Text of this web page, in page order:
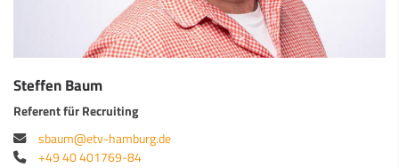
Steffen Baum
Referent für Recruiting
sbaum@etv-hamburg.de
+49 40 401769-84